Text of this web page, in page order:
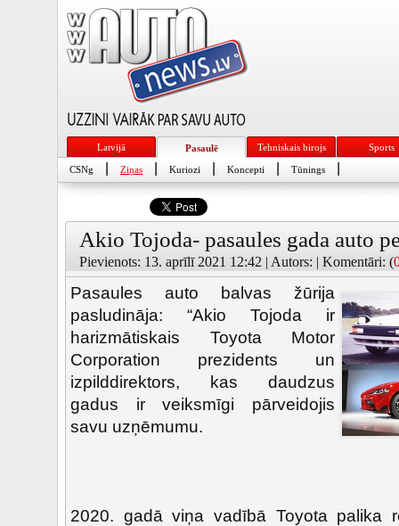
Latvijā Pasaulē Tehniskais birojs Sports
CSNg Ziņas Kuriozi Koncepti Tūnings
Akio Tojoda- pasaules gada auto
Pievienots: 13. aprīlī 2021 12:42 | Autors: | Komentāri: (
Pasaules auto balvas žūrija
pasludināja: “Akio Tojoda ir
harizmātiskais Toyota Motor
Corporation prezidents un
izpilddirektors, kas daudzus
gadus ir veiksmīgi pārveidojis
savu uzņēmumu.
2020. gadā viņa vadībā Toyota palika